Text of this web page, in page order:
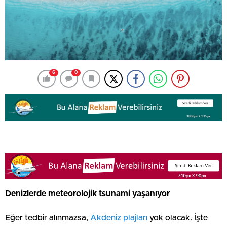
6 0
Denizlerde meteorolojik tsunami yaşanıyor
Eğer tedbir alınmazsa, Akdeniz plajları yok olacak. İşte